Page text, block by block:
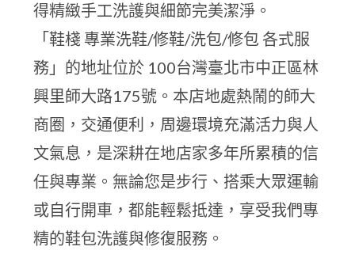
得精緻手工洗護與細節完美潔淨。
「鞋棧 專業洗鞋/修鞋/洗包/修包 各式服
務」的地址位於 100台灣臺北市中正區林
興里師大路175號。本店地處熱鬧的師大
商圈，交通便利，周邊環境充滿活力與人
文氣息，是深耕在地店家多年所累積的信
任與專業。無論您是步行、搭乘大眾運輸
或自行開車，都能輕鬆抵達，享受我們專
精的鞋包洗護與修復服務。